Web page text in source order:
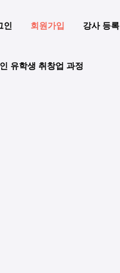
인 회원가입 강사 등록
유학생 취창업 과정